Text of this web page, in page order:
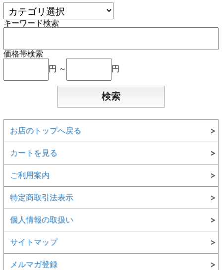
キーワード検索
価格帯検索
円 ～
円
お店のトップへ戻る
カートを見る
ご利用案内
特定商取引法表示
個人情報の取扱い
サイトマップ
メルマガ登録